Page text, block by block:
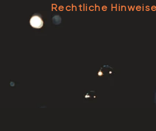
Rechtliche Hinweise